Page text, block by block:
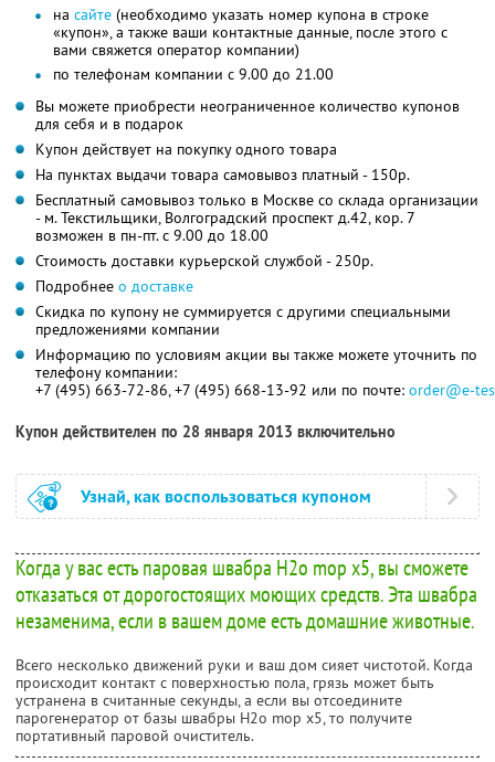
на сайте (необходимо указать номер купона в строке
«купон», а также ваши контактные данные, после этого с
вами свяжется оператор компании)
по телефонам компании с 9.00 до 21.00
Вы можете приобрести неограниченное количество купонов
для себя и в подарок
Купон действует на покупку одного товара
На пунктах выдачи товара самовывоз платный - 150р.
Бесплатный самовывоз только в Москве со склада организации
- м. Текстильщики, Волгоградский проспект д.42, кор. 7
возможен в пн-пт. с 9.00 до 18.00
Стоимость доставки курьерской службой - 250р.
Подробнее о доставке
Скидка по купону не суммируется с другими специальными
предложениями компании
Информацию по условиям акции вы также можете уточнить по
телефону компании:
+7 (495) 663-72-86, +7 (495) 668-13-92 или по почте: order@e-
Купон действителен по 28 января 2013 включительно
Узнай, как воспользоваться купоном
Когда у вас есть паровая швабра H2o mop x5, вы сможете
отказаться от дорогостоящих моющих средств. Эта швабра
незаменима, если в вашем доме есть домашние животные.
Всего несколько движений руки и ваш дом сияет чистотой. Когда
происходит контакт с поверхностью пола, грязь может быть
устранена в считанные секунды, а если вы отсоедините
парогенератор от базы швабры H2o mop x5, то получите
портативный паровой очиститель.